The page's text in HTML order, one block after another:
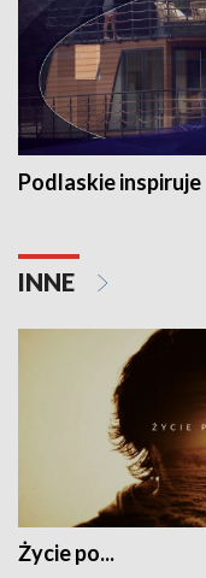
Podlaskie inspiruje
INNE
Życie po...